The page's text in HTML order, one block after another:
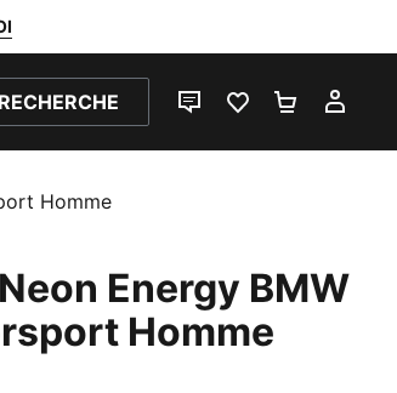
RECHERCHE
LIVE CHATFAVORIS 0PANIER 0
Homme
Energy BMW
Homme